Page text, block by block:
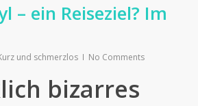
– ein Reiseziel? Im
und schmerzlos No Comments
bizarres